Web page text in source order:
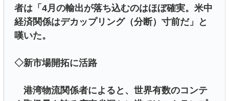
者は「4月の輸出が落ち込むのはほぼ確実。米中
経済関係はデカップリング（分断）寸前だ」と
嘆いた。
◇新市場開拓に活路
港湾物流関係者によると、世界有数のコンテ